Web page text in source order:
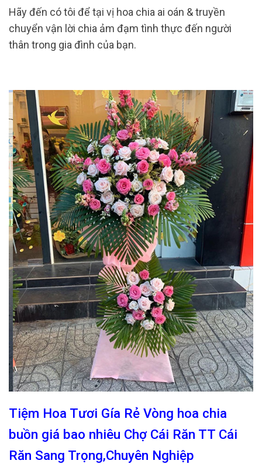
Hãy đến có tôi để tại vị hoa chia ai oán & truyền
chuyển vận lời chia ảm đạm tình thực đến người
thân trong gia đình của bạn.
Tiệm Hoa Tươi Gía Rẻ Vòng hoa chia
buồn giá bao nhiêu Chợ Cái Răn TT Cái
Răn Sang Trọng,Chuyên Nghiệp